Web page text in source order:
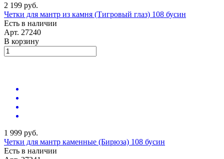
2 199 руб.
Четки для мантр из камня (Тигровый глаз) 108 бусин
Есть в наличии
Арт. 27240
В корзину
1 999 руб.
Четки для мантр каменные (Бирюза) 108 бусин
Есть в наличии